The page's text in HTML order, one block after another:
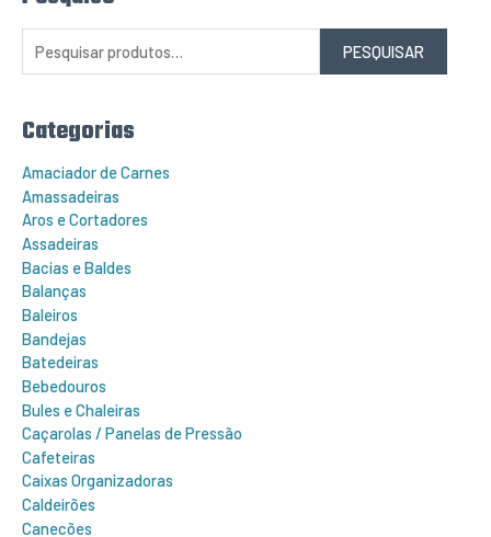
e
p
o
:
PESQUISAR
Categorias
Amaciador de Carnes
Amassadeiras
Aros e Cortadores
Assadeiras
Bacias e Baldes
Balanças
Baleiros
Bandejas
Batedeiras
Bebedouros
Bules e Chaleiras
Caçarolas / Panelas de Pressão
Cafeteiras
Caixas Organizadoras
Caldeirões
Canecões